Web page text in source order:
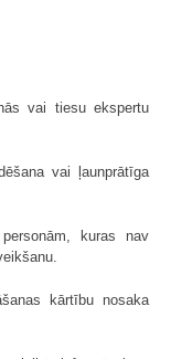
vai tiesu ekspertu
vai ļaunprātīga
kuras nav
kārtību nosaka